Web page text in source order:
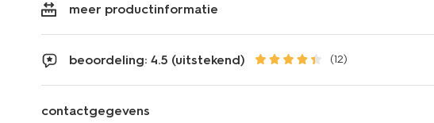
meer productinformatie
beoordeling: 4.5 (uitstekend) (12)
contactgegevens